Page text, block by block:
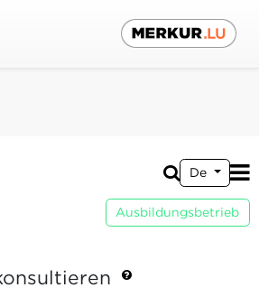
De
Ausbildungsbetrieb